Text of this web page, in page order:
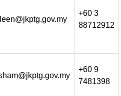
+60 3
88712912
+60 9
7481398